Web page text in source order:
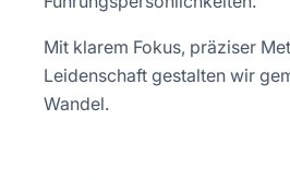
Mit klarem Fokus, präziser
Leidenschaft gestalten wir
Wandel.